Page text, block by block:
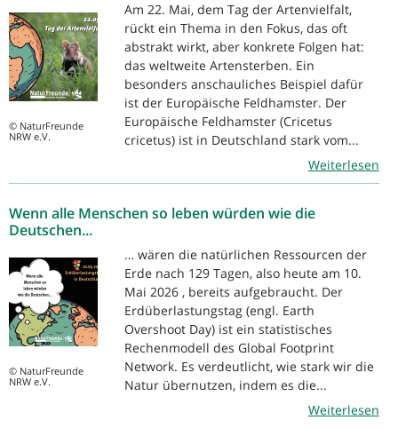
© NaturFreunde
NRW e.V.
Am 22. Mai, dem Tag der Artenvielfalt,
rückt ein Thema in den Fokus, das oft
abstrakt wirkt, aber konkrete Folgen hat:
das weltweite Artensterben. Ein
besonders anschauliches Beispiel dafür
ist der Europäische Feldhamster. Der
Europäische Feldhamster (Cricetus
cricetus) ist in Deutschland stark vom...
Weiterlesen
Wenn alle Menschen so leben würden wie die
Deutschen...
© NaturFreunde
NRW e.V.
… wären die natürlichen Ressourcen der
Erde nach 129 Tagen, also heute am 10.
Mai 2026 , bereits aufgebraucht. Der
Erdüberlastungstag (engl. Earth
Overshoot Day) ist ein statistisches
Rechenmodell des Global Footprint
Network. Es verdeutlicht, wie stark wir die
Natur übernutzen, indem es die...
Weiterlesen